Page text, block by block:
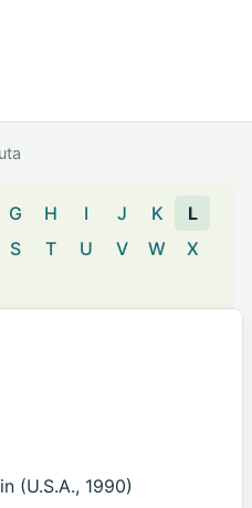
G H I J K
L
S T U V W
X
(U.S.A., 1990)